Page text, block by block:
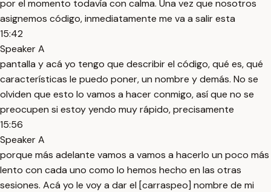
por el momento todavía con calma. Una vez que nosotros
asignemos código, inmediatamente me va a salir esta
15:42
Speaker A
pantalla y acá yo tengo que describir el código, qué es, qué
características le puedo poner, un nombre y demás. No se
olviden que esto lo vamos a hacer conmigo, así que no se
preocupen si estoy yendo muy rápido, precisamente
15:56
Speaker A
porque más adelante vamos a vamos a hacerlo un poco más
lento con cada uno como lo hemos hecho en las otras
sesiones. Acá yo le voy a dar el [carraspeo] nombre de mi